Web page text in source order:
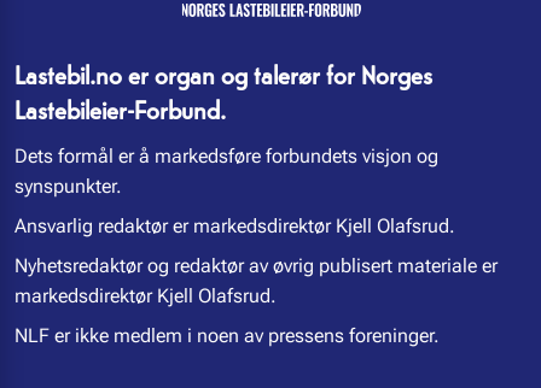
Lastebil.no er organ og talerør for Norges
Lastebileier-Forbund.
Dets formål er å markedsføre forbundets visjon og
synspunkter.
Ansvarlig redaktør er markedsdirektør Kjell Olafsrud.
Nyhetsredaktør og redaktør av øvrig publisert materiale er
markedsdirektør Kjell Olafsrud.
NLF er ikke medlem i noen av pressens foreninger.